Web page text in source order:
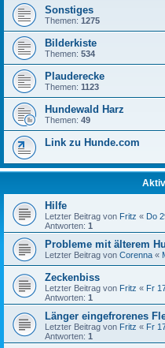
Sonstiges
Themen: 1275
Bilderkiste
Themen: 534
Plauderecke
Themen: 1123
Hundewald Harz
Themen: 49
Link zu Hunde.com
Hilfe
Letzter Beitrag von Fritz « Do
Antworten: 1
Probleme mit älterem
Letzter Beitrag von Corenna «
Zeckenbiss
Letzter Beitrag von Fritz « Fr
Antworten: 1
Länger eingefrorenes
Letzter Beitrag von Fritz « Fr
Antworten: 1